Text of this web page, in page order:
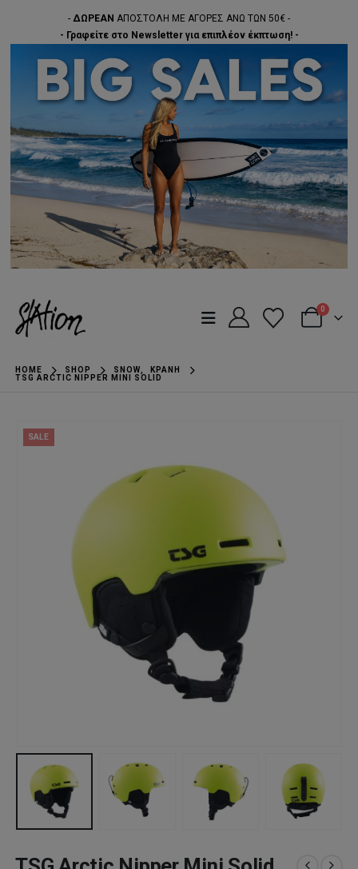
- ΔΩΡΕΑΝ ΑΠΟΣΤΟΛΗ ΜΕ ΑΓΟΡΕΣ ΑΝΩ ΤΩΝ 50€ -
- Γραφείτε στο Newsletter για επιπλέον έκπτωση! -
0
HOME SHOP SNOW,
ΚΡΆΝΗ
TSG ARCTIC NIPPER MINI SOLID
SALE